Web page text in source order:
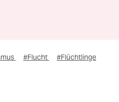
#Flucht #Flüchtlinge